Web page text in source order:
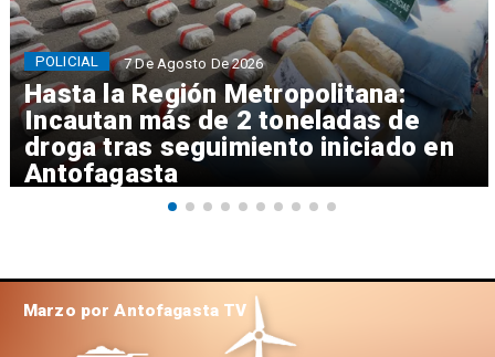
Hasta la Región Metropolitana:
Incautan más de 2 toneladas de
droga tras seguimiento iniciado en
Antofagasta
POLICIAL 7 De Agosto De 2026
Marzo por Antofagasta TV